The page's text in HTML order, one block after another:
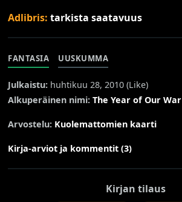
Adlibris:tarkista saatavuus
FANTASIA UUSKUMMA
Julkaistu: huhtikuu 28, 2010 (Like)
Alkuperäinen nimi: The Year of Our War
Arvostelu: Kuolemattomien kaarti
Kirja-arviot ja kommentit (3)
Kirjan tilaus